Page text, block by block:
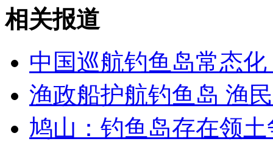
外交部：反对强权政治霸凌主义
外交部：有关国家言论片面不公正
相关报道
中国巡航钓鱼岛常态
渔政船护航钓鱼岛 渔
鸠山：钓鱼岛存在领土